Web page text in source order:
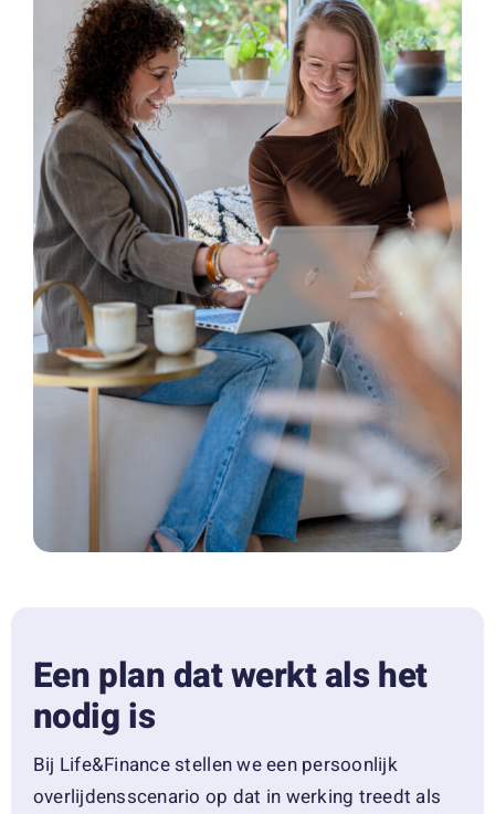
Een plan dat werkt als het
nodig is
Bij Life&Finance stellen we een persoonlijk
overlijdensscenario op dat in werking treedt als